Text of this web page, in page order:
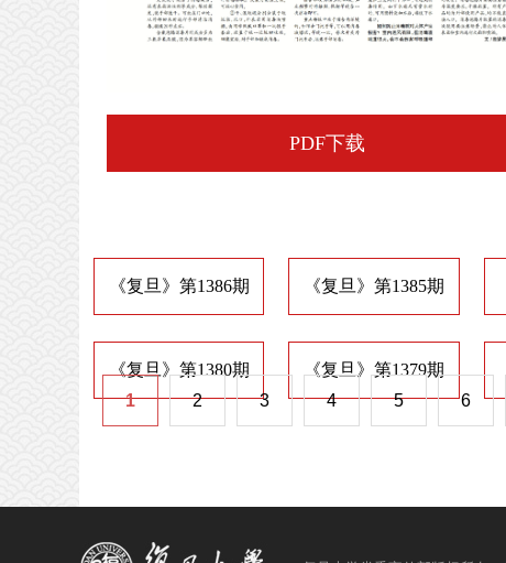
PDF下载
《复旦》第1386期 《复旦》第1385期
《复旦》第1380期 《复旦》第1379期
1
2 3 4 5 6